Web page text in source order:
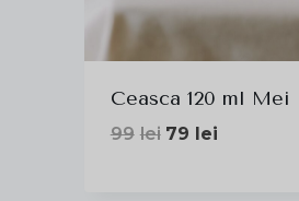
Ceasca 120 ml Mei
99 lei Prețul
79 leiPrețul